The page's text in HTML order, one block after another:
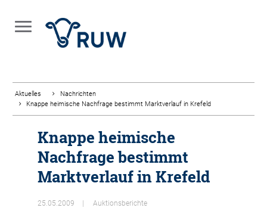
Aktuelles
Nachrichten
Knappe heimische Nachfrage bestimmt Marktverlauf in Krefeld
Knappe heimische
Nachfrage bestimmt
Marktverlauf in Krefeld
25.05.2009 Auktionsberichte